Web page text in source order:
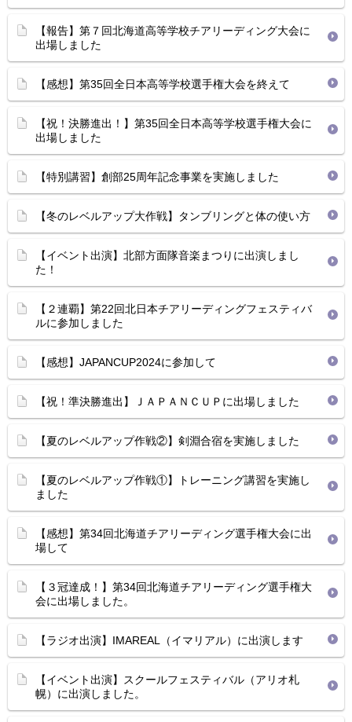
【報告】第７回北海道高等学校チアリーディング大会に
出場しました
【感想】第35回全日本高等学校選手権大会を終えて
【祝！決勝進出！】第35回全日本高等学校選手権大会に
出場しました
【特別講習】創部25周年記念事業を実施しました
【冬のレベルアップ大作戦】タンブリングと体の使い方
【イベント出演】北部方面隊音楽まつりに出演しまし
た！
【２連覇】第22回北日本チアリーディングフェスティバ
ルに参加しました
【感想】JAPANCUP2024に参加して
【祝！準決勝進出】ＪＡＰＡＮＣＵＰに出場しました
【夏のレベルアップ作戦②】剣淵合宿を実施しました
【夏のレベルアップ作戦①】トレーニング講習を実施し
ました
【感想】第34回北海道チアリーディング選手権大会に出
場して
【３冠達成！】第34回北海道チアリーディング選手権大
会に出場しました。
【ラジオ出演】IMAREAL（イマリアル）に出演します
【イベント出演】スクールフェスティバル（アリオ札
幌）に出演しました。